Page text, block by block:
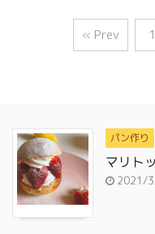
« Prev 1
パン作り
マリト
2021/